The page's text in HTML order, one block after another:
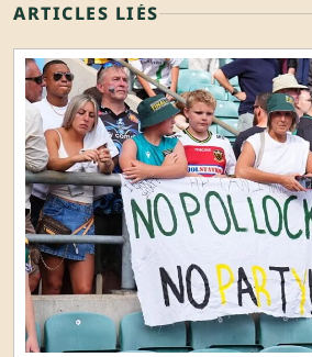
ARTICLES LIÉS